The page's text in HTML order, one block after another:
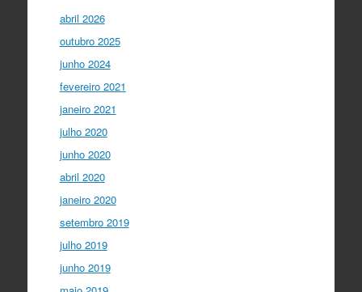
abril 2026
outubro 2025
junho 2024
fevereiro 2021
janeiro 2021
julho 2020
junho 2020
abril 2020
janeiro 2020
setembro 2019
julho 2019
junho 2019